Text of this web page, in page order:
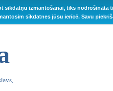
sīkdatņu izmantošanai, tiks nodrošināta
sīkdatnes jūsu ierīcē. Savu